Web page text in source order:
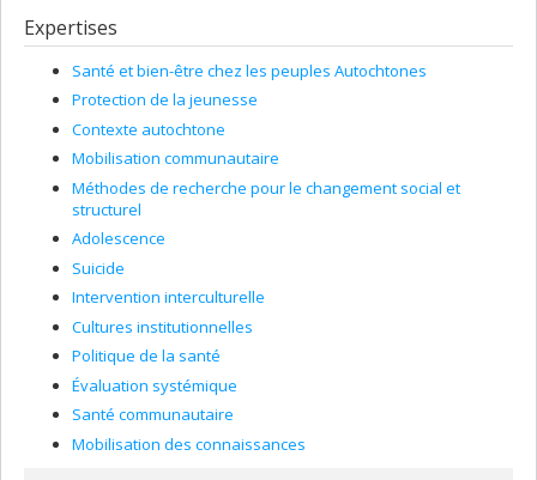
Expertises
Santé et bien-être chez les peuples Autochtones
Protection de la jeunesse
Contexte autochtone
Mobilisation communautaire
Méthodes de recherche pour le changement social et
structurel
Adolescence
Suicide
Intervention interculturelle
Cultures institutionnelles
Politique de la santé
Évaluation systémique
Santé communautaire
Mobilisation des connaissances